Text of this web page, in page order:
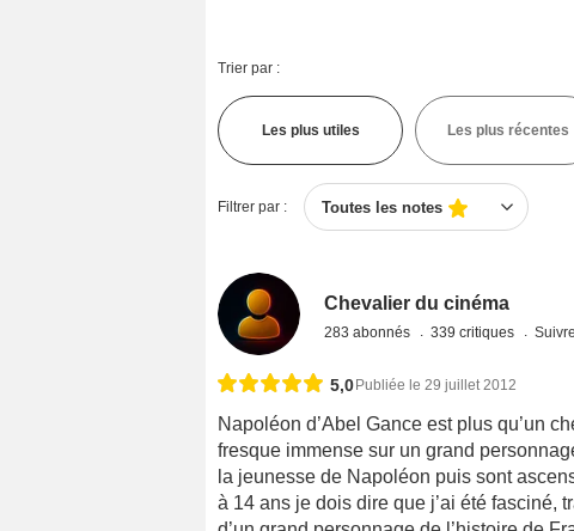
Trier par :
Les plus utiles Les plus récentes
Filtrer par : Toutes les notes
Chevalier du cinéma
283 abonnés 339 critiques
5,0 Publiée le 29 juillet 2012
Napoléon d’Abel Gance est plus qu’un
fresque immense sur un grand
la jeunesse de Napoléon puis sont
à 14 ans je dois dire que j’ai été fasciné,